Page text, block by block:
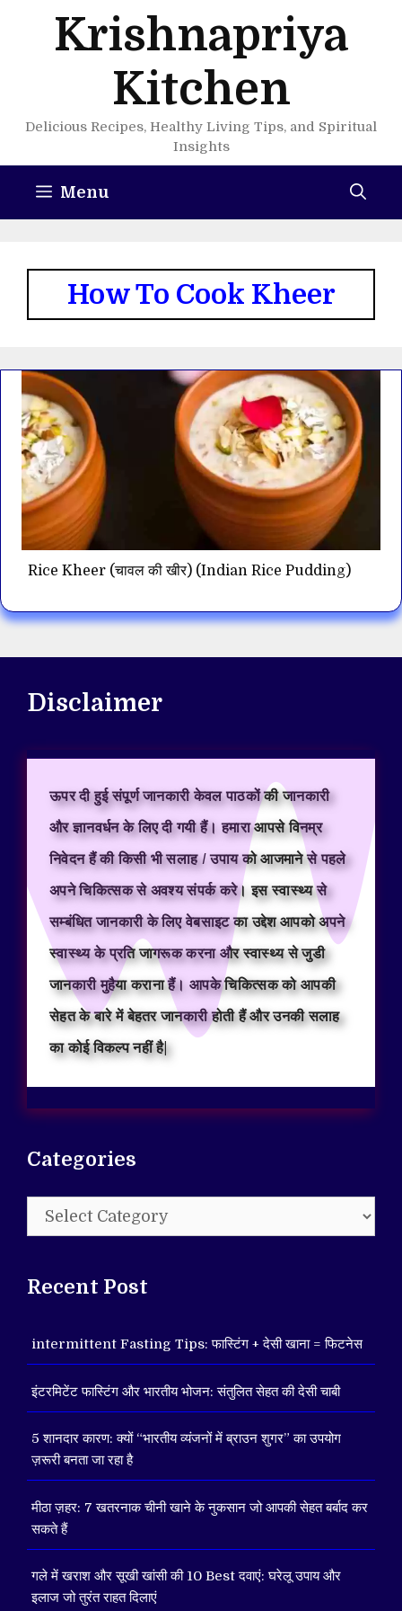
Krishnapriya
Kitchen
Delicious Recipes, Healthy Living Tips, and Spiritual
Insights
Menu
How To Cook Kheer
Rice Kheer (चावल की खीर) (Indian Rice Pudding)
Disclaimer
ऊपर दी हुई संपूर्ण जानकारी केवल पाठकों की जानकारी
और ज्ञानवर्धन के लिए दी गयी हैं। हमारा आपसे विनम्र
निवेदन हैं की किसी भी सलाह / उपाय को आजमाने से पहले
अपने चिकित्सक से अवश्य संपर्क करे। इस स्वास्थ्य से
सम्बंधित जानकारी के लिए वेबसाइट का उद्देश आपको अपने
स्वास्थ्य के प्रति जागरूक करना और स्वास्थ्य से जुडी
जानकारी मुहैया कराना हैं। आपके चिकित्सक को आपकी
सेहत के बारे में बेहतर जानकारी होती हैं और उनकी सलाह
का कोई विकल्प नहीं है|
Categories
Categories
Recent Post
intermittent Fasting Tips: फास्टिंग + देसी खाना = फिटनेस
इंटरमिटेंट फास्टिंग और भारतीय भोजन: संतुलित सेहत की देसी चाबी
5 शानदार कारण: क्यों “भारतीय व्यंजनों में ब्राउन शुगर” का उपयोग
ज़रूरी बनता जा रहा है
मीठा ज़हर: 7 खतरनाक चीनी खाने के नुकसान जो आपकी सेहत बर्बाद कर
सकते हैं
गले में खराश और सूखी खांसी की 10 Best दवाएं: घरेलू उपाय और
इलाज जो तुरंत राहत दिलाएं